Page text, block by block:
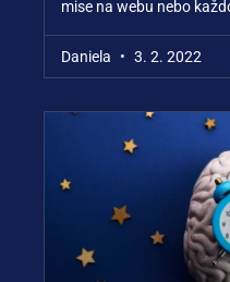
mise na webu nebo
Daniela 3. 2. 2022